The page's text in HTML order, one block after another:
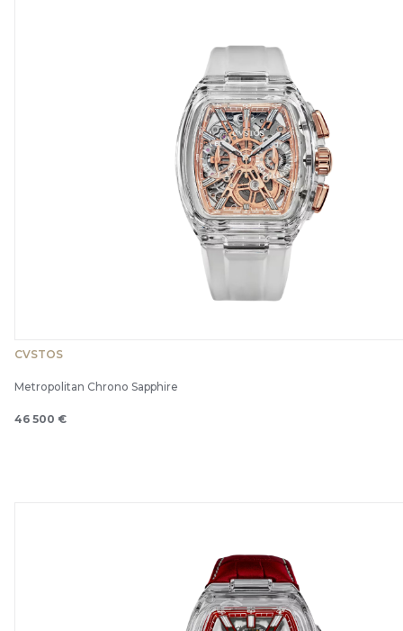
CVSTOS
Metropolitan Chrono Sapphire
46 500 €